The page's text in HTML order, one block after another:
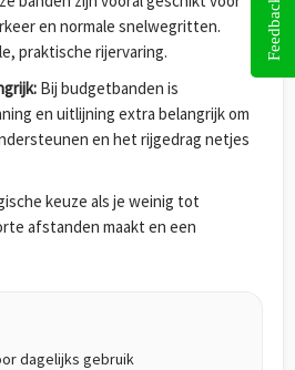
en normale snelwegritten.
praktische rijervaring.
Bij budgetbanden is
en uitlijning extra belangrijk om
en het rijgedrag netjes
keuze als je weinig tot
afstanden maakt en een
dagelijks gebruik
Feedback